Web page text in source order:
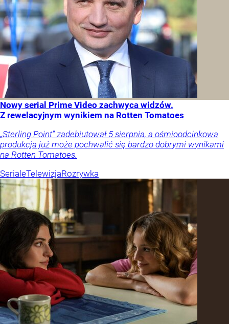
Nowy serial Prime Video zachwyca widzów.
Z rewelacyjnym wynikiem na Rotten Tomatoes
„Sterling Point” zadebiutował 5 sierpnia, a ośmioodcinkowa
produkcja już może pochwalić się bardzo dobrymi wynikami
na Rotten Tomatoes.
SerialeTelewizjaRozrywka